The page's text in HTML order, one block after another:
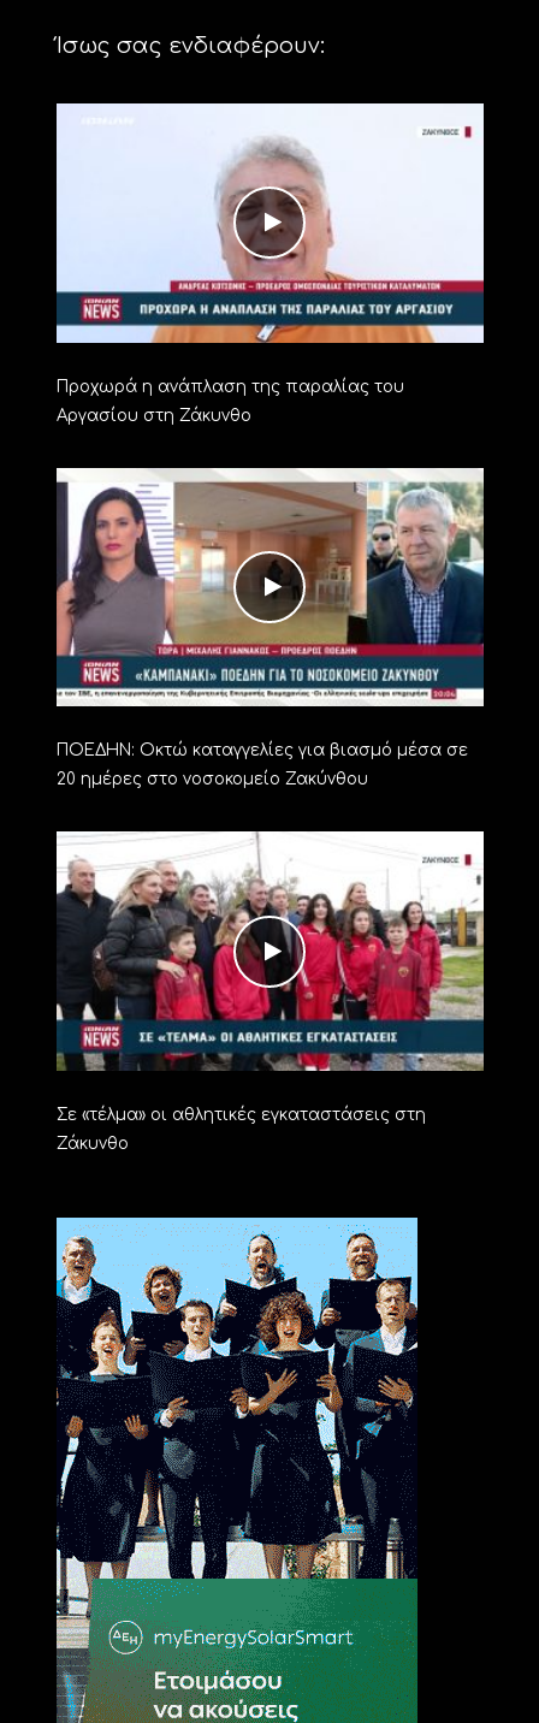
Ίσως σας ενδιαφέρουν:
Προχωρά η ανάπλαση της παραλίας του
Αργασίου στη Ζάκυνθο
ΠΟΕΔΗΝ: Οκτώ καταγγελίες για βιασμό μέσα σε
20 ημέρες στο νοσοκομείο Ζακύνθου
Σε «τέλμα» οι αθλητικές εγκαταστάσεις στη
Ζάκυνθο